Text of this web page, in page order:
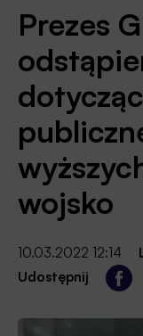
Prezes
wojsko
10.03.2022 12:14
Udostępnij